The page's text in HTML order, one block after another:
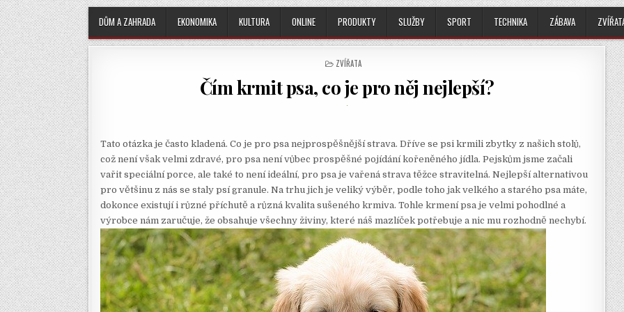
DŮM A ZAHRADA EKONOMIKA KULTURA ONLINE PRODUKTY SLUŽBY SPORT TECHNIKA ZÁBAVA
POSTED
ZVÍŘATA
Čím krmit psa, co je pro něj nejlepší?
Tato otázka je často kladená. Co je pro psa nejprospěšnější strava. Dříve se psi krmili zbytky z našich stolů,
což není však velmi zdravé, pro psa není vůbec prospěšné pojídání kořeněného jídla. Pejskům jsme začali
vařit speciální porce, ale také to není ideální, pro psa je vařená strava těžce stravitelná. Nejlepší alternativou
pro většinu z nás se staly psí granule. Na trhu jich je veliký výběr, podle toho jak velkého a starého psa máte,
dokonce existují i různé příchutě a různá kvalita sušeného krmiva. Tohle krmení psa je velmi pohodlné a
výrobce nám zaručuje, že obsahuje všechny živiny, které náš mazlíček potřebuje a nic mu rozhodně nechybí.